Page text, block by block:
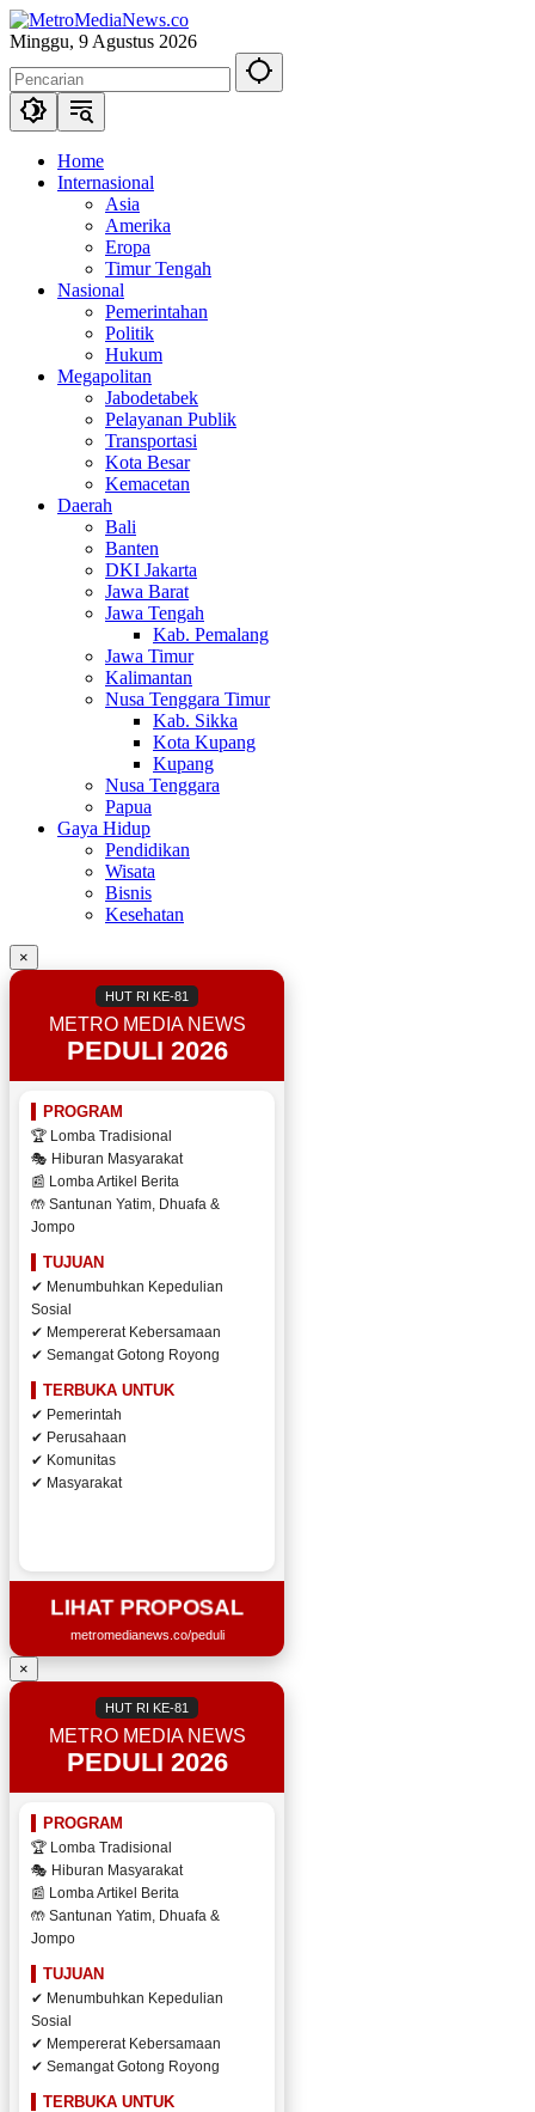
Langsung
ke
Minggu, 9 Agustus 2026
Home
Internasional
Asia
Amerika
Eropa
Timur Tengah
Nasional
Pemerintahan
Politik
Hukum
Megapolitan
Jabodetabek
Pelayanan Publik
Transportasi
Kota Besar
Kemacetan
Daerah
Bali
Banten
DKI Jakarta
Jawa Barat
Jawa Tengah
Kab. Pemalang
Jawa Timur
Kalimantan
Nusa Tenggara Timur
Kab. Sikka
Kota Kupang
Kupang
Nusa Tenggara
Papua
Gaya Hidup
Pendidikan
Wisata
Bisnis
Kesehatan
×
HUT RI KE-81
METRO MEDIA NEWS
PEDULI 2026
PROGRAM
🏆 Lomba Tradisional
🎭 Hiburan Masyarakat
📰 Lomba Artikel Berita
🤲 Santunan Yatim, Dhuafa &
Jompo
TUJUAN
✔ Menumbuhkan Kepedulian
Sosial
✔ Mempererat Kebersamaan
✔ Semangat Gotong Royong
TERBUKA UNTUK
✔ Pemerintah
✔ Perusahaan
✔ Komunitas
✔ Masyarakat
LIHAT PROPOSAL
metromedianews.co/peduli
×
HUT RI KE-81
METRO MEDIA NEWS
PEDULI 2026
PROGRAM
🏆 Lomba Tradisional
🎭 Hiburan Masyarakat
📰 Lomba Artikel Berita
🤲 Santunan Yatim, Dhuafa &
Jompo
TUJUAN
✔ Menumbuhkan Kepedulian
Sosial
✔ Mempererat Kebersamaan
✔ Semangat Gotong Royong
TERBUKA UNTUK